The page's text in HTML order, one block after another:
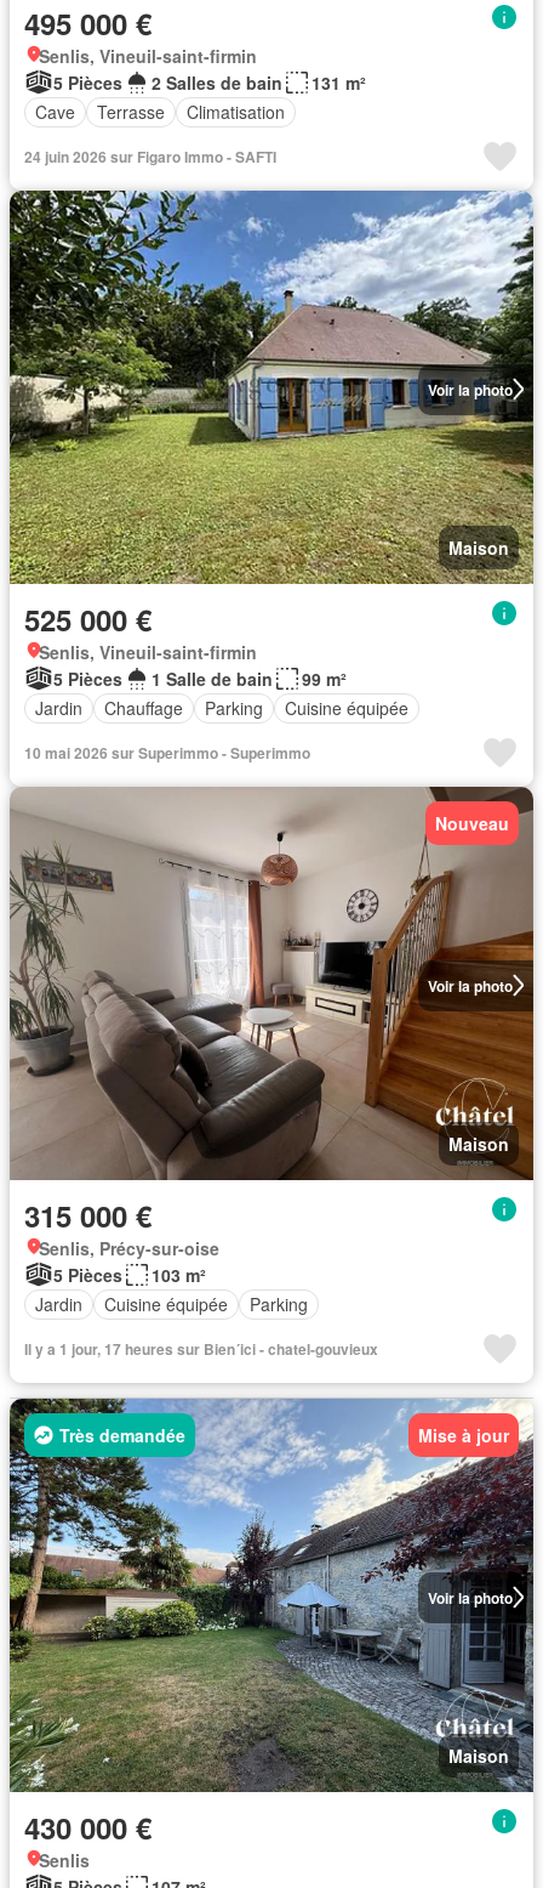
495 000 €
Senlis, Vineuil-saint-firmin
5 Pièces
2 Salles de bain
131 m²
Cave
Terrasse Climatisation
24 juin 2026 sur Figaro Immo - SAFTI
Voir la photo
Maison
525 000 €
Senlis, Vineuil-saint-firmin
5 Pièces
1 Salle de bain
99 m²
Jardin
Chauffage Parking Cuisine équipée
10 mai 2026 sur Superimmo - Superimmo
Voir la photo
Nouveau
Maison
315 000 €
Senlis, Précy-sur-oise
5 Pièces
103 m²
Jardin
Cuisine équipée Parking
Il y a 1 jour, 17 heures sur Bien´ici - chatel-gouvieux
Voir la photo
Très demandée Mise à jour
Maison
430 000 €
Senlis